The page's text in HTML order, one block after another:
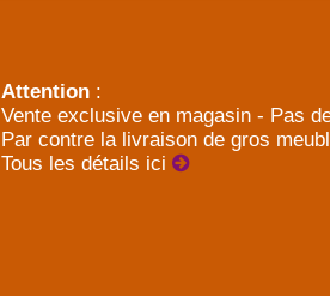
Attention :
Vente exclusive en magasin - Pas
Par contre la livraison de gros
Tous les détails ici